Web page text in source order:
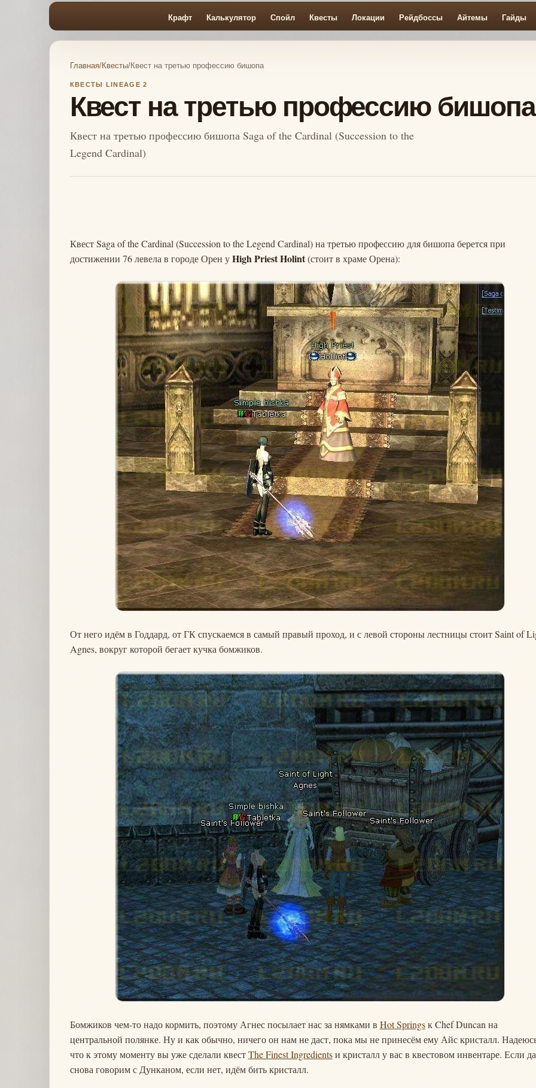
Крафт Калькулятор Спойл Квесты Локации Рейдбоссы Айтемы Гайды
Главная/Квесты/Квест на третью профессию бишопа
КВЕСТЫ LINEAGE 2
Квест на третью профессию бишопа
Квест на третью профессию бишопа Saga of the Cardinal (Succession to the
Legend Cardinal)
Квест Saga of the Cardinal (Succession to the Legend Cardinal) на третью профессию для бишопа берется при
достижении 76 левела в городе Орен уHigh Priest Holint(стоит в храме Орена):
От него идём в Годдард, от ГК спускаемся в самый правый проход, и с левой стороны лестницы стоит Saint of
Agnes, вокруг которой бегает кучка бомжиков.
Бомжиков чем-то надо кормить, поэтому Агнес посылает нас за нямками в Hot Springsк Chef Duncan на
центральной полянке. Ну и как обычно, ничего он нам не даст, пока мы не принесём ему Айс кристалл.
что к этому моменту вы уже сделали квестThe Finest Ingredientsи кристалл у вас в квестовом инвентаре. Если
снова говорим с Дунканом, если нет, идём бить кристалл.